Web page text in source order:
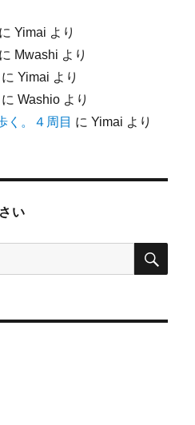
にYimai より
に Mwashi より
にYimai より
にWashio より
く。４周目 にYimai より
い
検